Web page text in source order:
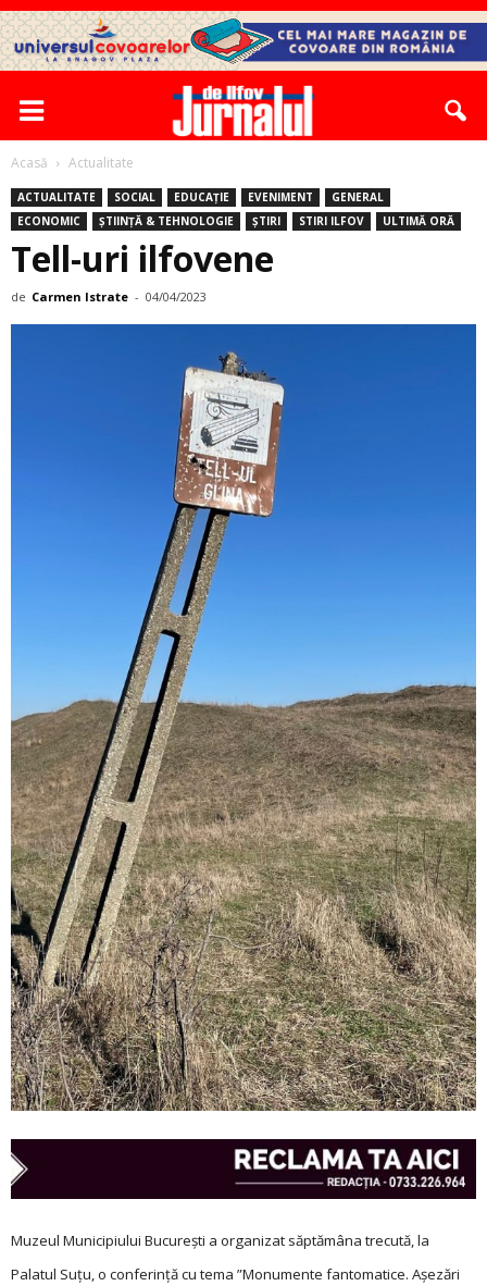
Acasă Actualitate
ACTUALITATE SOCIAL EDUCAȚIE EVENIMENT
GENERAL
ECONOMIC
ȘTIINȚĂ & TEHNOLOGIE ȘTIRI STIRI ILFOV ULTIMĂ ORĂ
Tell-uri ilfovene
de Carmen Istrate - 04/04/2023
Muzeul Municipiului București a organizat săptămâna trecută, la
Palatul Suțu, o conferință cu tema ”Monumente fantomatice. Așezări